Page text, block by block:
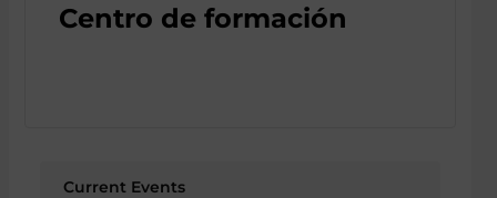
Centro de formación
Current Events